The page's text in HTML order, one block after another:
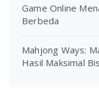
Game Online
Berbeda
Mahjong Ways:
Hasil Maksimal